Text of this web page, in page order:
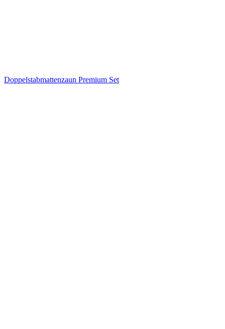
Doppelstabmattenzaun Premium Set